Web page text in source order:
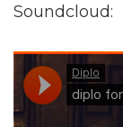
Soundcloud: